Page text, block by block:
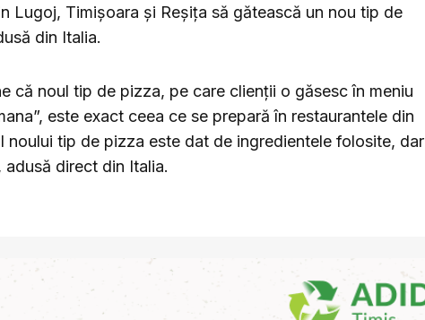
Lugoj, Timișoara și Reșița să gătească un nou tip de
din Italia.
că noul tip de pizza, pe care clienții o găsesc în meniu
este exact ceea ce se prepară în restaurantele din
noului tip de pizza este dat de ingredientele folosite, dar
direct din Italia.